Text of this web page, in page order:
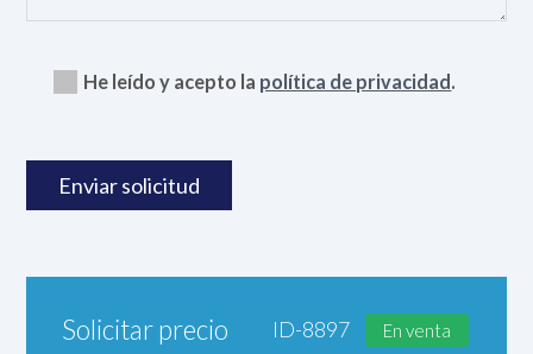
He leído y acepto la política de privacidad.
Solicitar precio ID-8897 En venta